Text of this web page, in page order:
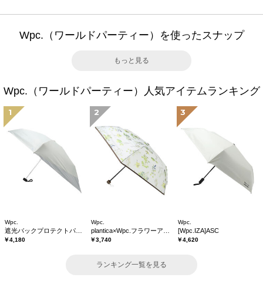
Wpc.（ワールドパーティー）を使ったスナップ
もっと見る
Wpc.（ワールドパーティー）人気アイテムランキング
1
Wpc.
￥4,180
2
Wpc.
￥3,740
3
Wpc.
[Wpc.IZA]ASC
￥4,620
ランキング一覧を見る